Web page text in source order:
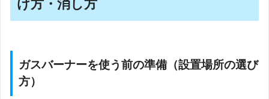
け方・消し方
ガスバーナーを使う前の準備（設置場所の選び
方）